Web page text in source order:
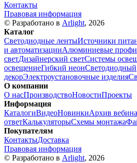
Контакты
Правовая информация
© Разработано в Arlight, 2026
Каталог
Светодиодные лентыИсточники
и автоматизацииАлюминиевые
светДизайнерский светСистемы
освещениеГибкий неонСветодиодный
декорЭлектроустановочные изделия
О компании
О насПроизводствоНовостиПроекты
Информация
КаталогиВидеоНовинкиАрхив
ответКалькуляторыСхемы монтажа
Покупателям
КонтактыДоставка
Правовая информация
© Разработано в Arlight, 2026